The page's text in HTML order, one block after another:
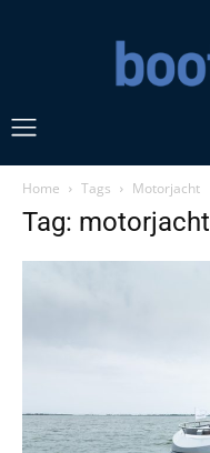
Home Tags Motorjacht
Tag: motorjacht